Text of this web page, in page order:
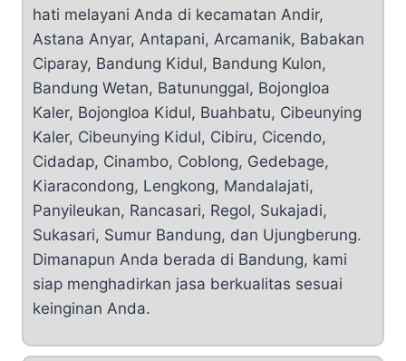
hati melayani Anda di kecamatan Andir,
Astana Anyar, Antapani, Arcamanik, Babakan
Ciparay, Bandung Kidul, Bandung Kulon,
Bandung Wetan, Batununggal, Bojongloa
Kaler, Bojongloa Kidul, Buahbatu, Cibeunying
Kaler, Cibeunying Kidul, Cibiru, Cicendo,
Cidadap, Cinambo, Coblong, Gedebage,
Kiaracondong, Lengkong, Mandalajati,
Panyileukan, Rancasari, Regol, Sukajadi,
Sukasari, Sumur Bandung, dan Ujungberung.
Dimanapun Anda berada di Bandung, kami
siap menghadirkan jasa berkualitas sesuai
keinginan Anda.